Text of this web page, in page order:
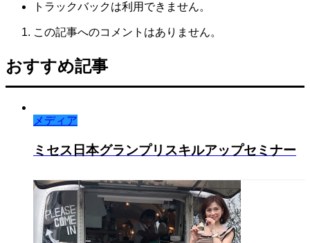
トラックバックは利用できません。
この記事へのコメントはありません。
おすすめ記事
メディア
ミセス日本グランプリスキルアップセミナー